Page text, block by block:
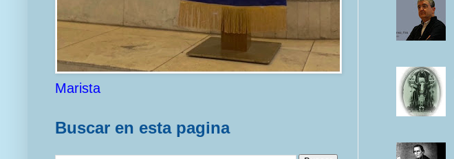
Marista
Buscar en esta pagina